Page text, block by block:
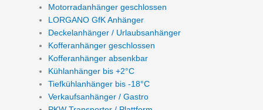
Motorradanhänger geschlossen
LORGANO GfK Anhänger
Deckelanhänger / Urlaubsanhänger
Kofferanhänger geschlossen
Kofferanhänger absenkbar
Kühlanhänger bis +2°C
Tiefkühlanhänger bis -18°C
Verkaufsanhänger / Gastro